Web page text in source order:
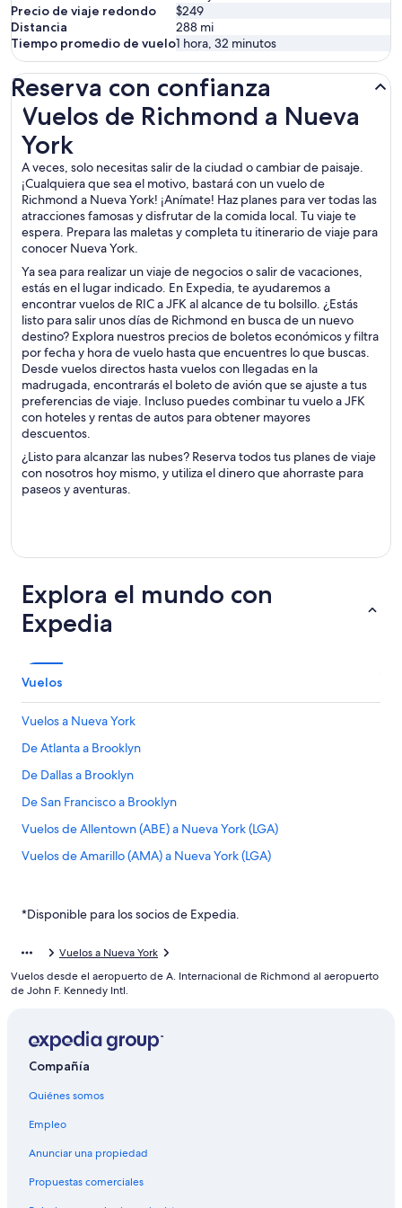
Precio de viaje redondo
$249
Distancia
288 mi
Tiempo promedio de vuelo1 hora, 32 minutos
Reserva con confianza
Vuelos de Richmond a Nueva
York
A veces, solo necesitas salir de la ciudad o cambiar de paisaje.
¡Cualquiera que sea el motivo, bastará con un vuelo de
Richmond a Nueva York! ¡Anímate! Haz planes para ver todas las
atracciones famosas y disfrutar de la comida local. Tu viaje te
espera. Prepara las maletas y completa tu itinerario de viaje para
conocer Nueva York.
Ya sea para realizar un viaje de negocios o salir de vacaciones,
estás en el lugar indicado. En Expedia, te ayudaremos a
encontrar vuelos de RIC a JFK al alcance de tu bolsillo. ¿Estás
listo para salir unos días de Richmond en busca de un nuevo
destino? Explora nuestros precios de boletos económicos y filtra
por fecha y hora de vuelo hasta que encuentres lo que buscas.
Desde vuelos directos hasta vuelos con llegadas en la
madrugada, encontrarás el boleto de avión que se ajuste a tus
preferencias de viaje. Incluso puedes combinar tu vuelo a JFK
con hoteles y rentas de autos para obtener mayores
descuentos.
¿Listo para alcanzar las nubes? Reserva todos tus planes de viaje
con nosotros hoy mismo, y utiliza el dinero que ahorraste para
paseos y aventuras.
Vuelos de Richmond a Nueva York
Explora el mundo con
Expedia
Vuelos
Vuelos a Nueva York
De Atlanta a Brooklyn
De Dallas a Brooklyn
De San Francisco a Brooklyn
Vuelos de Allentown (ABE) a Nueva York (LGA)
Vuelos de Amarillo (AMA) a Nueva York (LGA)
Vuelos de Austin (AUS) a Nueva York (LGA)
Vuelos de Aeropuerto Internacional de Bogotá-El Dorado
(BOG) a Nueva York (LGA)
Vuelos de Brownsville (BRO) a Nueva York (LGA)
Vuelos de Buffalo (BUF) a Nueva York (LGA)
*Disponible para los socios de Expedia.
Vuelos a Nueva York
Vuelos desde el aeropuerto de A. Internacional de Richmond al aeropuerto
de John F. Kennedy Intl.
Compañía
Quiénes somos
Empleo
Anunciar una propiedad
Propuestas comerciales